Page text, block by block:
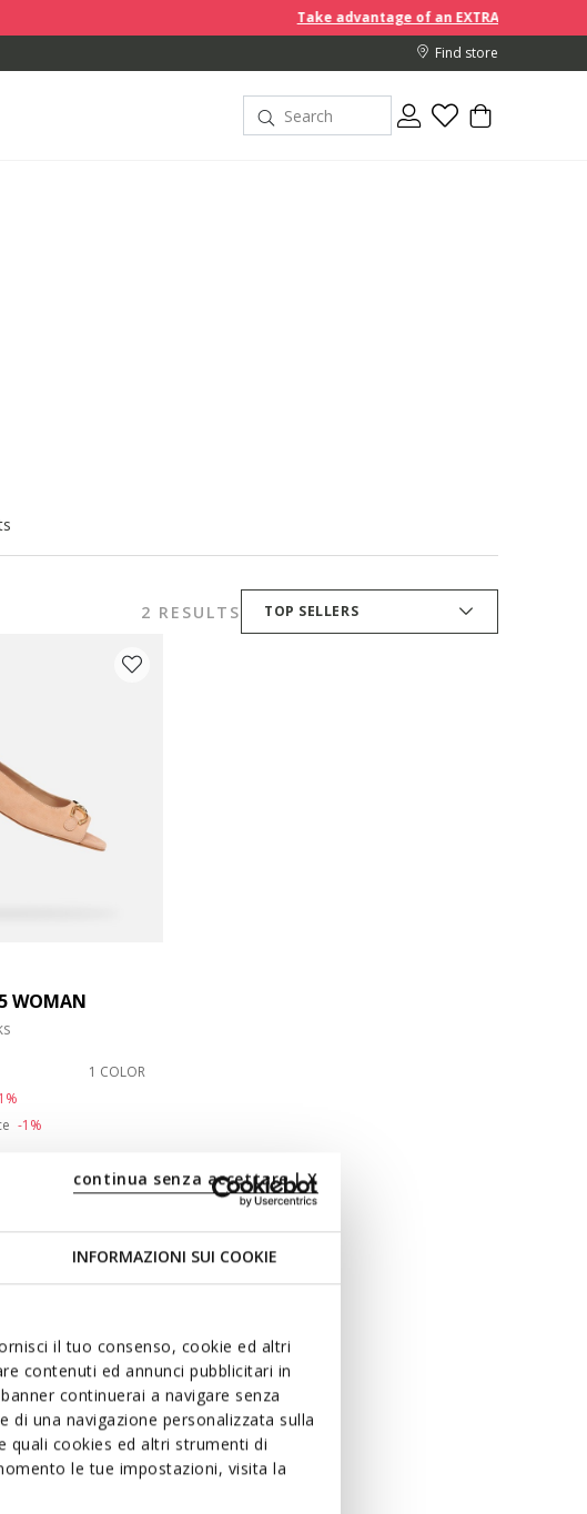
INFORMAZIONI SUI COOKIE
il tuo consenso, cookie ed altri
contenuti ed annunci pubblicitari in
continuerai a navigare senza
di una navigazione personalizzata sulla
quali cookies ed altri strumenti di
le tue impostazioni, visita la
continua senza accettare | X
Take advantage of an EXTRA 10% off discount prices
Find store
2 RESULTS TOP SELLERS
WOMAN
1 COLOR
-1%